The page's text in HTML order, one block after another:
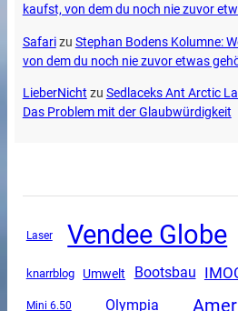
kaufst, von dem du noch nie zuvor
Safarizu Stephan Bodens Kolumne:
von dem du noch nie zuvor etwas
LieberNicht zu Sedlaceks Ant Arctic
Das Problem mit der Glaubwürdigkeit
Laser Vendee Globe
knarrblog Umwelt Bootsbau
Mini 6.50 Olympia